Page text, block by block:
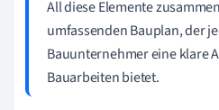
All diese Elemente
umfassenden Bauplan, der
Bauunternehmer eine klare
Bauarbeiten bietet.